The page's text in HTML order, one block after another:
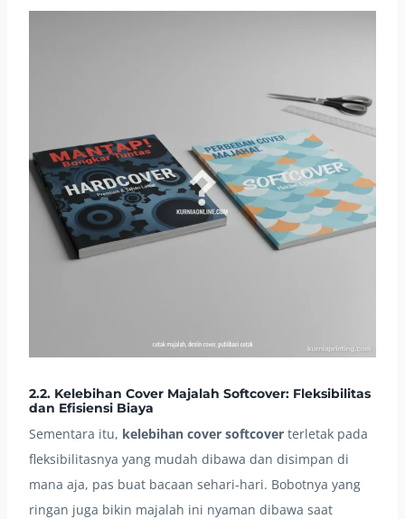
2.2. Kelebihan Cover Majalah Softcover: Fleksibilitas
dan Efisiensi Biaya
Sementara itu, kelebihan cover softcover terletak pada
fleksibilitasnya yang mudah dibawa dan disimpan di
mana aja, pas buat bacaan sehari-hari. Bobotnya yang
ringan juga bikin majalah ini nyaman dibawa saat